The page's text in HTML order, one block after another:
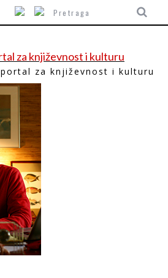
portal za književnost i kulturu